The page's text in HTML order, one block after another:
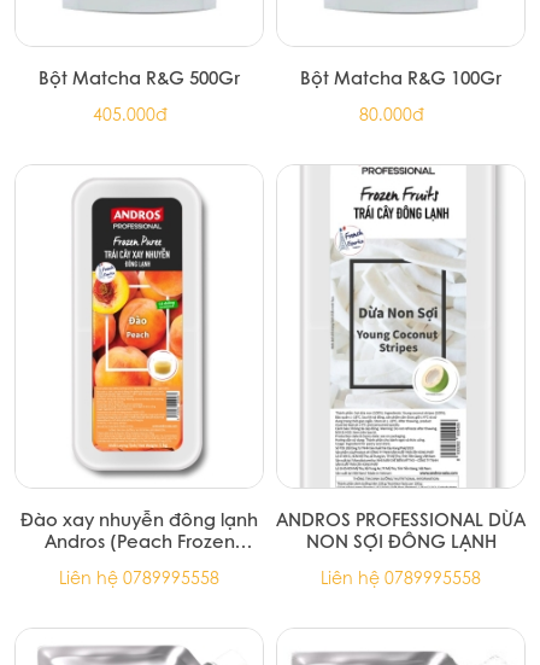
Bột Matcha R&G 500Gr
405.000đ
Bột Matcha R&G 100Gr
80.000đ
Đào xay nhuyễn đông lạnh
Andros (Peach Frozen
Liên hệ 0789995558
ANDROS PROFESSIONAL DỪA
NON SỢI ĐÔNG LẠNH
Liên hệ 0789995558